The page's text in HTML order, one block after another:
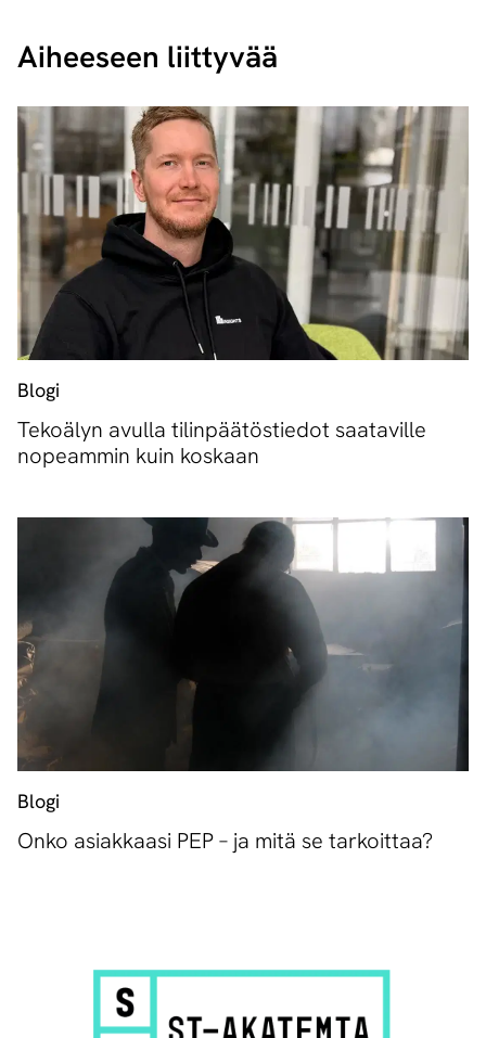
Aiheeseen liittyvää
Blogi
Tekoälyn avulla tilinpäätöstiedot saataville
nopeammin kuin koskaan
Blogi
Onko asiakkaasi PEP – ja mitä se tarkoittaa?